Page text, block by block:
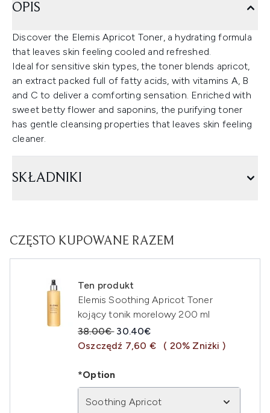
OPIS
Discover the Elemis Apricot Toner, a hydrating formula
that leaves skin feeling cooled and refreshed.
Ideal for sensitive skin types, the toner blends apricot,
an extract packed full of fatty acids, with vitamins A, B
and C to deliver a comforting sensation. Enriched with
sweet betty flower and saponins, the purifying toner
has gentle cleansing properties that leaves skin feeling
cleaner.
SKŁADNIKI
CZĘSTO KUPOWANE RAZEM
Ten produkt
Elemis Soothing Apricot Toner
kojący tonik morelowy 200 ml
Sugerowana cena detaliczna:
38.00€ Aktualna cena:
30.40€
Oszczędź 7,60 €
( 20% Zniżki )
*Option
Soothing Apricot